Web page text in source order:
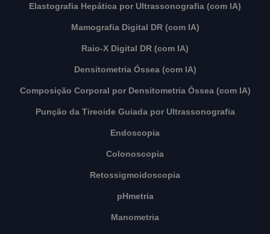
Elastografia Hepática por Ultrassonografia (com IA)
Mamografia Digital DR (com IA)
Raio-X Digital DR (com IA)
Densitometria Óssea (com IA)
Composição Corporal por Densitometria Óssea (com IA)
Punção da Tireoide Guiada por Ultrassonografia
Endoscopia
Colonoscopia
Retossigmoidoscopia
pHmetria
Manometria